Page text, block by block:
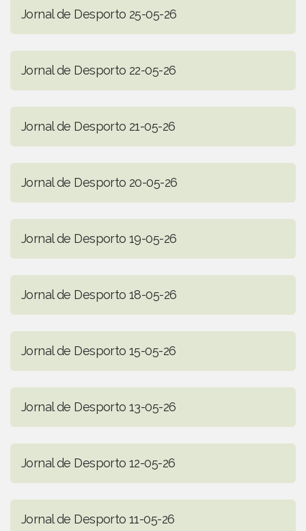
Jornal de Desporto 25-05-26
Jornal de Desporto 22-05-26
Jornal de Desporto 21-05-26
Jornal de Desporto 20-05-26
Jornal de Desporto 19-05-26
Jornal de Desporto 18-05-26
Jornal de Desporto 15-05-26
Jornal de Desporto 13-05-26
Jornal de Desporto 12-05-26
Jornal de Desporto 11-05-26